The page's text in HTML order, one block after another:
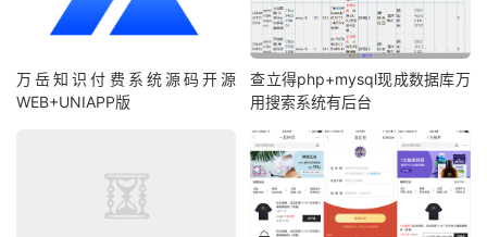
万岳知识付费系统源码开源
WEB+UNIAPP版
查立得php+mysql现成数据库万
用搜索系统有后台